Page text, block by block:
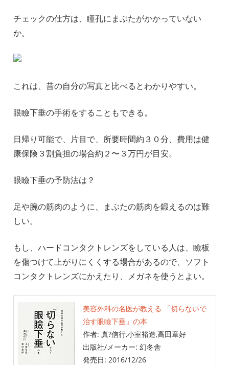
チェックの仕方は、瞳孔にまぶたがかかっていない
か。
これは、昔の自分の写真と比べるとわかりやすい。
眼瞼下垂の手術をすることもできる。
日帰り可能で、片目で、所要時間約３０分、費用は健
康保険３割負担の場合約２〜３万円が目安。
眼瞼下垂の予防法は？
足や腕の筋肉のように、まぶたの筋肉を鍛えるのは難
しい。
もし、ハードコンタクトレンズをしている人は、瞼板
を傷つけて上がりにくくする場合があるので、ソフト
コンタクトレンズにかえたり、メガネを使うとよい。
美容外科の名医が教える 「切らないで
治す眼瞼下垂」の本
作者: 真?信行,小室裕造,高田章好
出版社/メーカー: 幻冬舎
発売日: 2016/12/26